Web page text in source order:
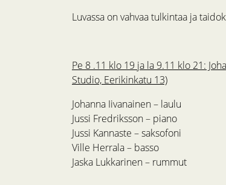
Luvassa on vahvaa tulkintaa ja
Pe 8 .11 klo 19 ja la 9.11 klo 21:
Studio, Eerikinkatu 13)
Johanna Iivanainen – laulu
Jussi Fredriksson – piano
Jussi Kannaste – saksofoni
Ville Herrala – basso
Jaska Lukkarinen – rummut